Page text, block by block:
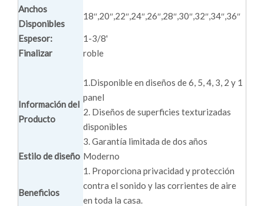
Anchos
Disponibles
18″,20″,22″,24″,26″,28″,30″,32″,34″,36″
Espesor:
1-3/8'
Finalizar
roble
Información del
Producto
1.Disponible en diseños de 6, 5, 4, 3, 2 y 1
panel
2. Diseños de superficies texturizadas
disponibles
3. Garantía limitada de dos años
Estilo de diseño Moderno
Beneficios
1. Proporciona privacidad y protección
contra el sonido y las corrientes de aire
en toda la casa.